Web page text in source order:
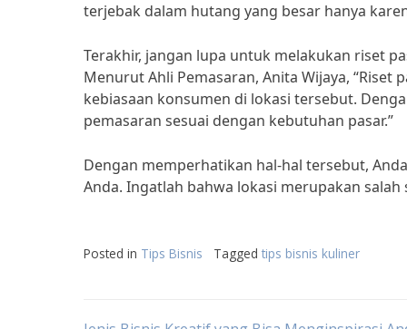
terjebak dalam hutang yang besar hanya
Terakhir, jangan lupa untuk melakukan riset
Menurut Ahli Pemasaran, Anita Wijaya,
kebiasaan konsumen di lokasi tersebut.
pemasaran sesuai dengan kebutuhan pasar.”
Dengan memperhatikan hal-hal tersebut,
Anda. Ingatlah bahwa lokasi merupakan
Posted in Tips Bisnis Tagged tips bisnis kuliner